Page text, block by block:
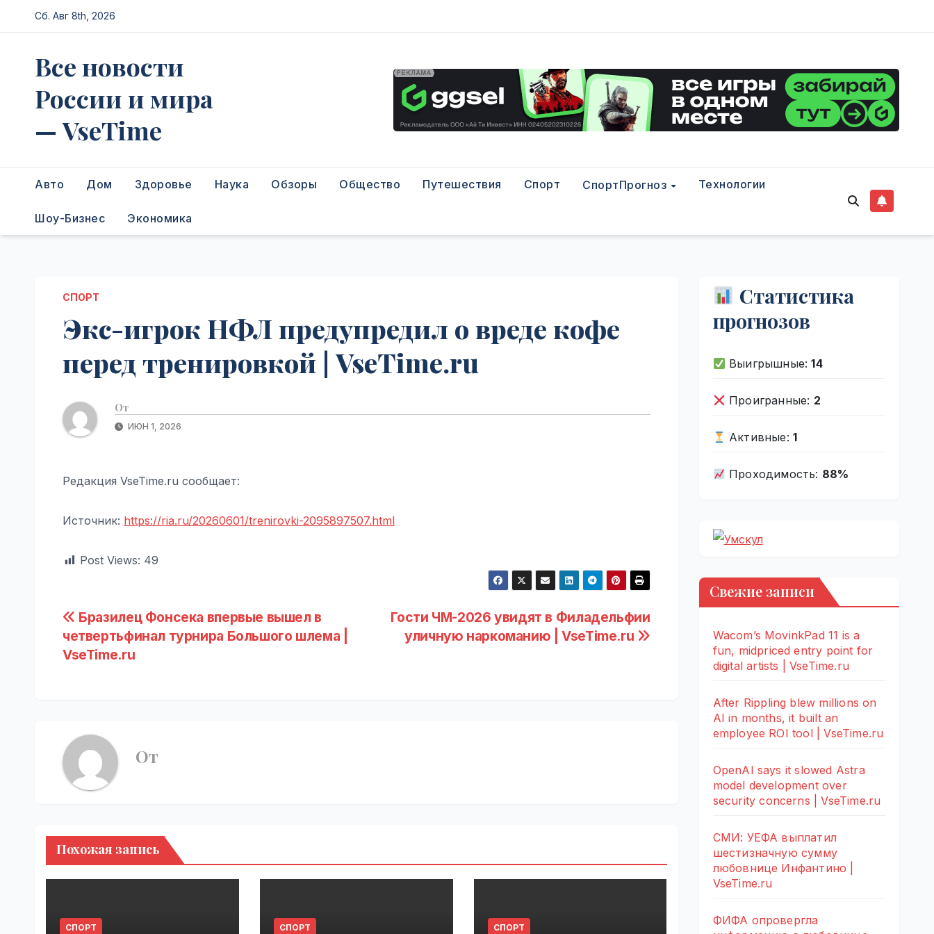
Перейти
к
Сб. Авг 8th, 2026
Все новости
России и мира
— VseTime
Авто Дом Здоровье Наука Обзоры Общество Путешествия Спорт СпортПрогноз Технологии
Шоу-Бизнес Экономика
СПОРТ
Экс-игрок НФЛ предупредил о вреде кофе
перед тренировкой | VseTime.ru
От
ИЮН 1, 2026
Редакция VseTime.ru сообщает:
Источник: https://ria.ru/20260601/trenirovki-2095897507.html
Post Views: 49
Навигация
по
Гости ЧМ-2026 увидят в Филадельфии
уличную наркоманию | VseTime.ru
Бразилец Фонсека впервые вышел в
четвертьфинал турнира Большого шлема |
VseTime.ru
От
Похожая запись
СПОРТ СПОРТ СПОРТ
Статистика
прогнозов
Выигрышные:14
Проигранные: 2
Активные: 1
Проходимость: 88%
Свежие записи
Wacom’s MovinkPad 11 is a
fun, midpriced entry point for
digital artists | VseTime.ru
After Rippling blew millions on
AI in months, it built an
employee ROI tool | VseTime.ru
OpenAI says it slowed Astra
model development over
security concerns | VseTime.ru
СМИ: УЕФА выплатил
шестизначную сумму
любовнице Инфантино |
VseTime.ru
ФИФА опровергла